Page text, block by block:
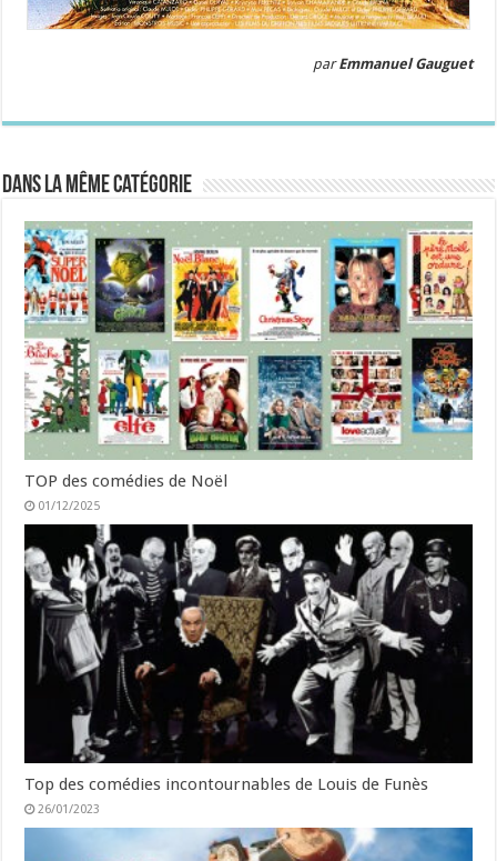
parEmmanuel Gauguet
Dans la même catégorie
TOP des comédies de Noël
01/12/2025
Top des comédies incontournables de Louis de Funès
26/01/2023